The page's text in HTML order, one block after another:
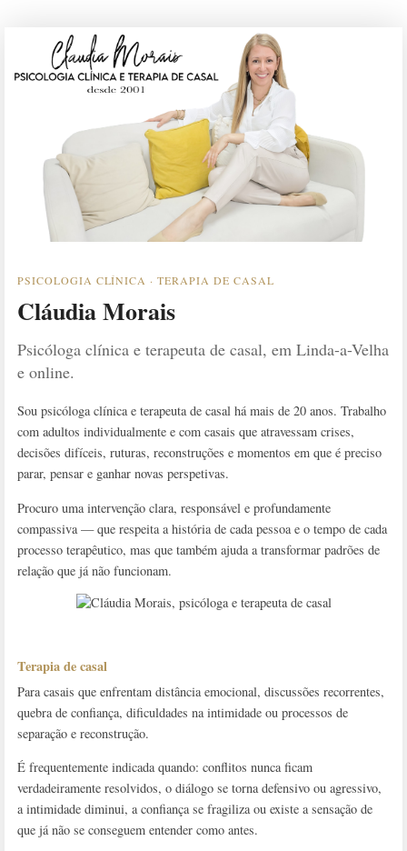
PSICOLOGIA CLÍNICA · TERAPIA DE CASAL
Cláudia Morais
Psicóloga clínica e terapeuta de casal, em Linda-a-Velha
e online.
Sou psicóloga clínica e terapeuta de casal há mais de 20 anos. Trabalho
com adultos individualmente e com casais que atravessam crises,
decisões difíceis, ruturas, reconstruções e momentos em que é preciso
parar, pensar e ganhar novas perspetivas.
Procuro uma intervenção clara, responsável e profundamente
compassiva — que respeita a história de cada pessoa e o tempo de cada
processo terapêutico, mas que também ajuda a transformar padrões de
relação que já não funcionam.
Terapia de casal
Para casais que enfrentam distância emocional, discussões recorrentes,
quebra de confiança, dificuldades na intimidade ou processos de
separação e reconstrução.
É frequentemente indicada quando: conflitos nunca ficam
verdadeiramente resolvidos, o diálogo se torna defensivo ou agressivo,
a intimidade diminui, a confiança se fragiliza ou existe a sensação de
que já não se conseguem entender como antes.